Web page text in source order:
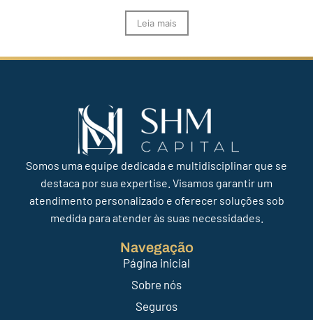
Leia mais
Somos uma equipe dedicada e multidisciplinar que se
destaca por sua expertise. Visamos garantir um
atendimento personalizado e oferecer soluções sob
medida para atender às suas necessidades.
Navegação
Página inicial
Sobre nós
Seguros